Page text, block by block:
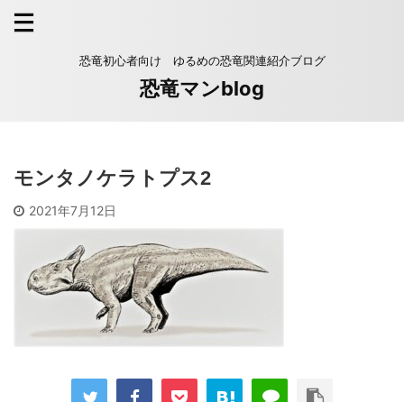
恐竜初心者向け ゆるめの恐竜関連紹介ブログ
恐竜マンblog
モンタノケラトプス2
2021年7月12日